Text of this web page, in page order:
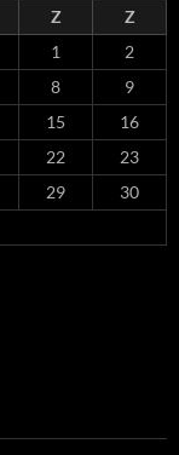
Z
Z
1
2
8
9
15
16
22
23
29
30